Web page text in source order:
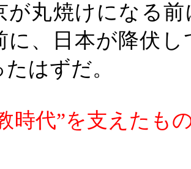
が丸焼けになる
に、日本が降伏
はずだ。
時代”を支えたも